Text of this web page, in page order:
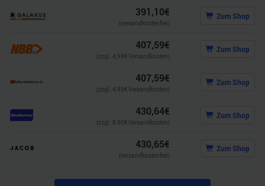
391,10€
(versandkostenfrei)
Zum Shop
407,59€
(zzgl. 4,99€ Versandkosten)
Zum Shop
407,59€
(zzgl. 4,99€ Versandkosten)
Zum Shop
430,64€
(zzgl. 8,90€ Versandkosten)
Zum Shop
430,65€
(versandkostenfrei)
Zum Shop